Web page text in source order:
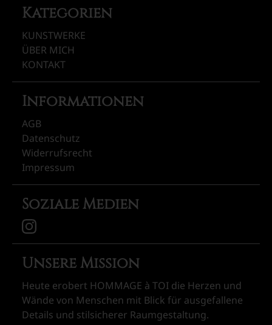
Kategorien
KUNSTWERKE
ÜBER MICH
KONTAKT
Informationen
AGB
Datenschutz
Widerrufsrecht
Impressum
Soziale Medien
Unsere Mission
Heute erobert HOMMAGE à TOI die Herzen und
Wände von Menschen mit Blick für ausgefallene
Details und stilsicherer Raumgestaltung.